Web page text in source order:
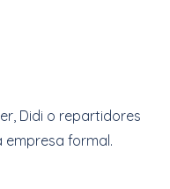
Didi o repartidores
empresa formal.